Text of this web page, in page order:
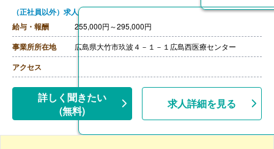
（正社員以外）求人
給与・報酬
255,000円～295,000円
事業所所在地 広島県大竹市玖波４－１－１広島西医療センター
アクセス
詳しく聞きたい
(無料)
求人詳細を見る